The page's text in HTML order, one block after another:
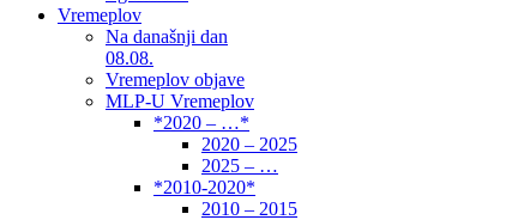
Vremeplov
Na današnji dan
08.08.
Vremeplov objave
MLP-U Vremeplov
*2020 – …*
2020 – 2025
2025 – …
*2010-2020*
2010 – 2015